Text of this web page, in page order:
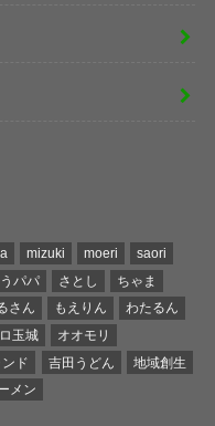
mizuki moeri
saori
パパ さとし
ちゃま
さん もえりん
わたるん
玉城
オオモリ
ド 吉田うどん
地域創生
メン